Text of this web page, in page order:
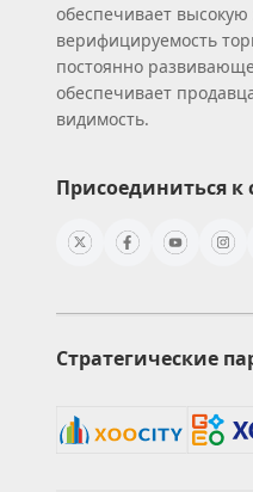
обеспечивает
верифицируемость
постоянно
обеспечивает
видимость.
Присоединиться к
Стратегические